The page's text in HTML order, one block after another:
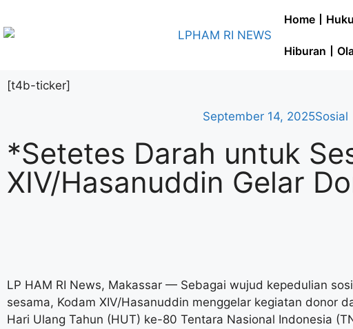
Home
Hiburan
[t4b-ticker]
September 14, 2025Sosial
*Setetes Darah untuk
XIV/Hasanuddin Gelar
LP HAM RI News, Makassar — Sebagai wujud kepedulian
sesama, Kodam XIV/Hasanuddin menggelar kegiatan donor
Hari Ulang Tahun (HUT) ke-80 Tentara Nasional Indonesia